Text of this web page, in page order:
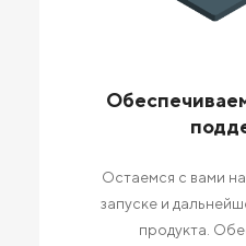
Остаемся с вами на
запуске и
продукта.